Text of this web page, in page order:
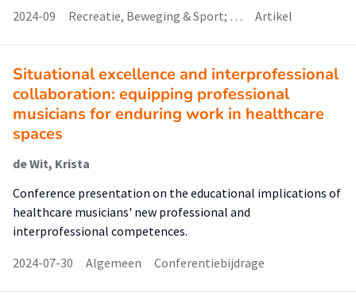
2024-09
Recreatie, Beweging & Sport; … Artikel
Situational excellence and interprofessional
collaboration: equipping professional
musicians for enduring work in healthcare
spaces
de Wit, Krista
Conference presentation on the educational implications of
healthcare musicians' new professional and
interprofessional competences.
2024-07-30
Algemeen Conferentiebijdrage